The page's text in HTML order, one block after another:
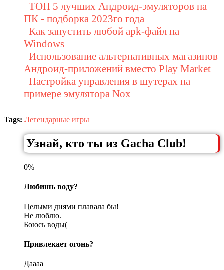
ТОП 5 лучших Андроид-эмуляторов на
ПК - подборка 2023го года
Как запустить любой apk-файл на
Windows
Использование альтернативных магазинов
Андроид-приложений вместо Play Market
Настройка управления в шутерах на
примере эмулятора Nox
Tags: Легендарные игры
Узнай, кто ты из Gacha Club!
0%
Любишь воду?
Целыми днями плавала бы!
Не люблю.
Боюсь воды(
Привлекает огонь?
Даааа